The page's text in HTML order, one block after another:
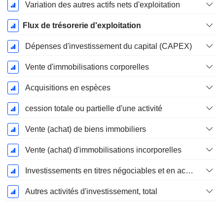
Variation des autres actifs nets d'exploitation
Flux de trésorerie d'exploitation
Dépenses d'investissement du capital (CAPEX)
Vente d'immobilisations corporelles
Acquisitions en espèces
cession totale ou partielle d'une activité
Vente (achat) de biens immobiliers
Vente (achat) d'immobilisations incorporelles
Investissements en titres négociables et en actions, total
Autres activités d'investissement, total